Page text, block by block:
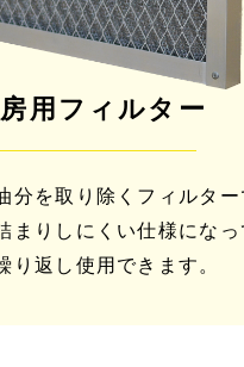
用フィルター
分を取り除くフィルタ
まりしにくい仕様になっ
り返し使用できます。